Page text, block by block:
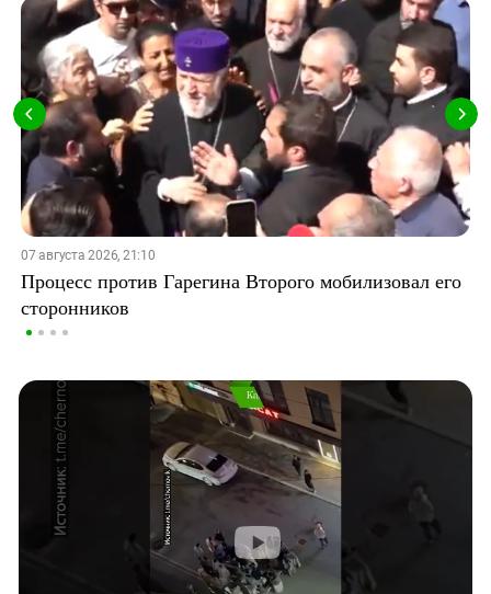
07 августа 2026, 21:10
Процесс против Гарегина Второго мобилизовал его
сторонников